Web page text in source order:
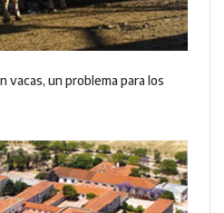
vacas, un problema para los